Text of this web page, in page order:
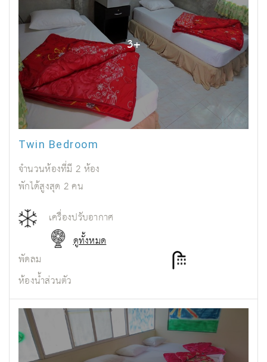
3+
Twin Bedroom
จำนวนห้องที่มี 2 ห้อง
พักได้สูงสุด 2คน
เครื่องปรับอากาศ
พัดลม
ห้องน้ำส่วนตัว
ดูทั้งหมด